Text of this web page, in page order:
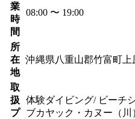
業
時
間
08:00 〜 19:00
所
在
地
沖縄県八重山郡竹富町上
取
扱
プ
体験ダイビング/ ビーチ
ブカヤック・カヌー（川